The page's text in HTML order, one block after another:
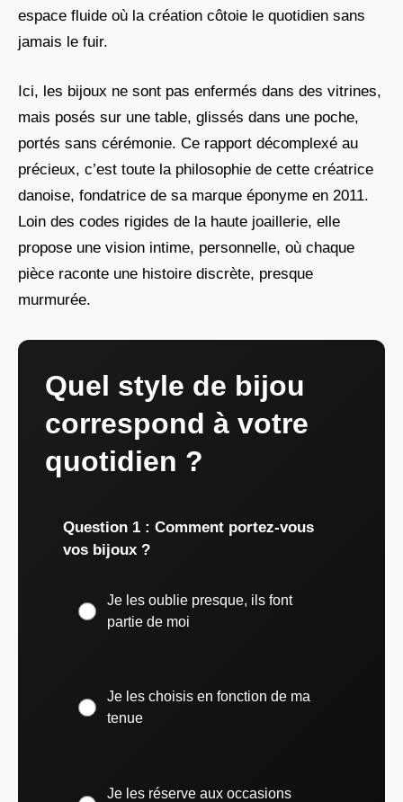
espace fluide où la création côtoie le quotidien sans
jamais le fuir.
Ici, les bijoux ne sont pas enfermés dans des vitrines,
mais posés sur une table, glissés dans une poche,
portés sans cérémonie. Ce rapport décomplexé au
précieux, c’est toute la philosophie de cette créatrice
danoise, fondatrice de sa marque éponyme en 2011.
Loin des codes rigides de la haute joaillerie, elle
propose une vision intime, personnelle, où chaque
pièce raconte une histoire discrète, presque
murmurée.
Quel style de bijou
correspond à votre
quotidien ?
Question 1 : Comment portez-vous
vos bijoux ?
Je les oublie presque, ils font
partie de moi
Je les choisis en fonction de ma
tenue
Je les réserve aux occasions